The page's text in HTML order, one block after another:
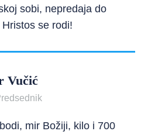
sobi, nepredaja do
se rodi!
Vučić
mir Božiji, kilo i 700